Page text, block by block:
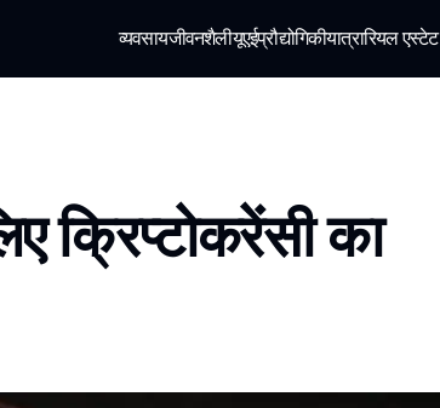
व्यवसायजीवनशैलीयूएईप्रौद्योगिकीयात्रारियल एस्टेट
क्रिप्टोकरेंसी का